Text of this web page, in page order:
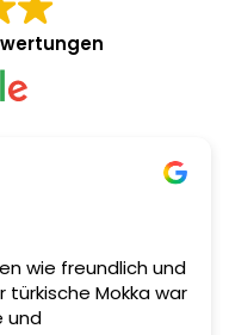
wie freundlich und
türkische Mokka war
und